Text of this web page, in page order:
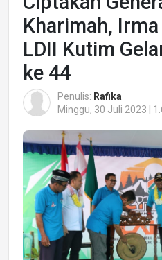
Kharimah,
LDII Kutim
ke 44
Penulis: Rafika
Minggu, 30 Juli 2023 |